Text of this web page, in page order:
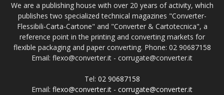
We are a publishing house with over 20 years of activity, which
publishes two specialized technical magazines "Converter-
Flessibili-Carta-Cartone" and "Converter & Cartotecnica", a
reference point in the printing and converting markets for
flexible packaging and paper converting. Phone: 02 90687158
Email: flexo@converter.it - corrugate@converter.it
Tel: 02 90687158
Email: flexo@converter.it - corrugate@converter.it